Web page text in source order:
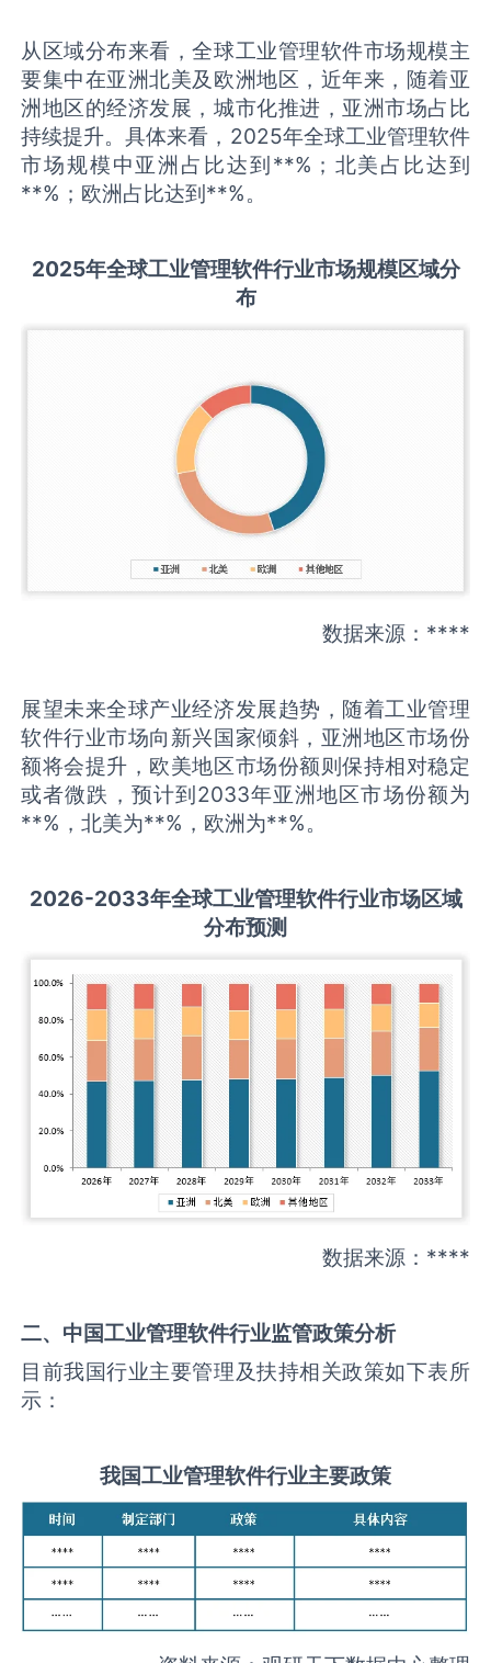
从区域分布来看，全球工业管理软件市场规模主
要集中在亚洲北美及欧洲地区，近年来，随着亚
洲地区的经济发展，城市化推进，亚洲市场占比
持续提升。具体来看，2025年全球工业管理软件
市场规模中亚洲占比达到**%；北美占比达到
**%；欧洲占比达到**%。
2025年全球工业管理软件行业市场规模区域分
布
数据来源：****
展望未来全球产业经济发展趋势，随着工业管理
软件行业市场向新兴国家倾斜，亚洲地区市场份
额将会提升，欧美地区市场份额则保持相对稳定
或者微跌，预计到2033年亚洲地区市场份额为
**%，北美为**%，欧洲为**%。
2026-2033年全球工业管理软件行业市场区域
分布预测
数据来源：****
二、中国工业管理软件行业监管政策分析
目前我国行业主要管理及扶持相关政策如下表所
示：
我国工业管理软件行业主要政策